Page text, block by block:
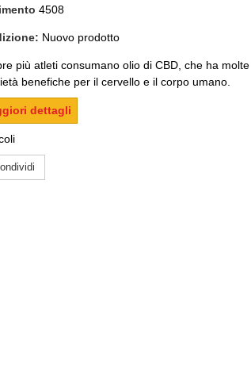
4508
Nuovo prodotto
più atleti consumano olio di CBD, che ha molte
benefiche per il cervello e il corpo umano.
dettagli